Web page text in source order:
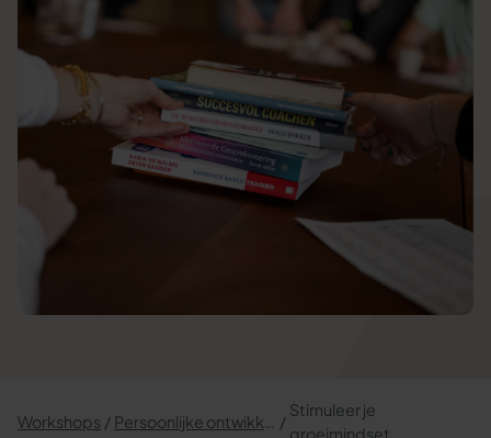
Workshops
Stimuleer je
groeimindset